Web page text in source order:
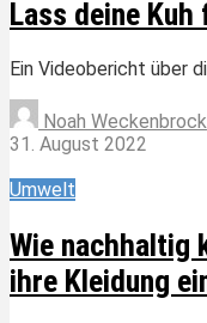
Lass deine Kuh
Ein Videobericht über
Noah Weckenbrock
31. August 2022
Umwelt
Wie nachhaltig
ihre Kleidung